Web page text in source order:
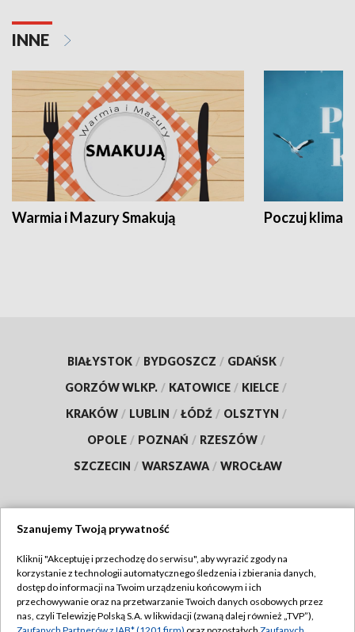
INNE
Warmia i Mazury Smakują Poczuj klimat
BIAŁYSTOK / BYDGOSZCZ / GDAŃSK /
GORZÓW WLKP. / KATOWICE / KIELCE /
KRAKÓW / LUBLIN / ŁÓDŹ / OLSZTYN /
OPOLE / POZNAŃ / RZESZÓW /
SZCZECIN / WARSZAWA / WROCŁAW
TVP
Abonament TVP
Emisja w TVP
Regulamin TVP
Szanujemy Twoją prywatność
Kliknij "Akceptuję i przechodzę do serwisu", aby wyrazić zgody na
korzystanie z technologii automatycznego śledzenia i zbierania danych,
dostęp do informacji na Twoim urządzeniu końcowym i ich
przechowywanie oraz na przetwarzanie Twoich danych osobowych przez
nas, czyli Telewizję Polską S.A. w likwidacji (zwaną dalej również „TVP”),